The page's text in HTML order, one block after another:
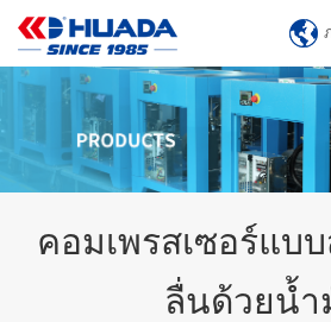
คอมเพรสเซอร์แบ
ลื่นด้วยน้